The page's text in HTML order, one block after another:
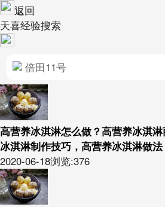
返回
天喜经验搜索
高营养冰淇淋怎么做？高营养冰淇
冰淇淋制作技巧，高营养冰淇淋做法
2020-06-18浏览:376